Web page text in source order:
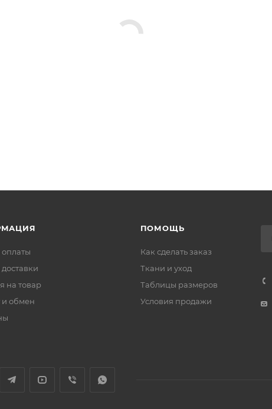
оплаты
на товар
и обмен
ПОМОЩЬ
Как сделать заказ
Ткани и уход
Таблицы размеров
Условия продажи